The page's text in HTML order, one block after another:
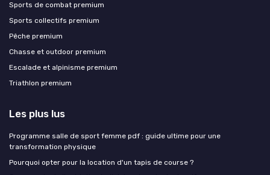
Sports de combat premium
Sports collectifs premium
Pêche premium
Chasse et outdoor premium
Escalade et alpinisme premium
Triathlon premium
Les plus lus
Programme salle de sport femme pdf : guide ultime pour une
transformation physique
Pourquoi opter pour la location d'un tapis de course ?